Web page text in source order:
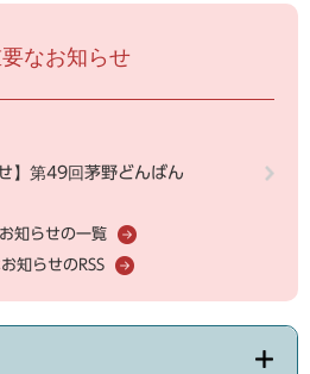
なお知らせ
】第49回茅野どんばん
知らせの一覧
知らせのRSS